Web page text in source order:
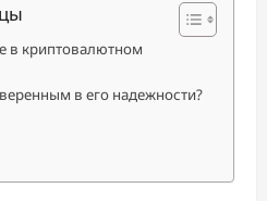
в криптовалютном
в его надежности?